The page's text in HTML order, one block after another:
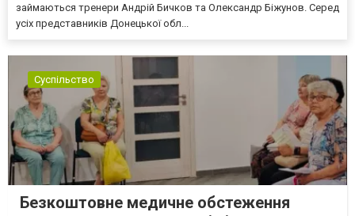
займаються тренери Андрій Бичков та Олександр Біжунов. Серед
усіх представників Донецької обл...
Суспільство
Безкоштовне медичне обстеження